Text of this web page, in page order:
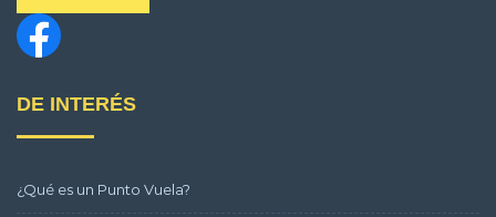
DE INTERÉS
¿Qué es un Punto Vuela?